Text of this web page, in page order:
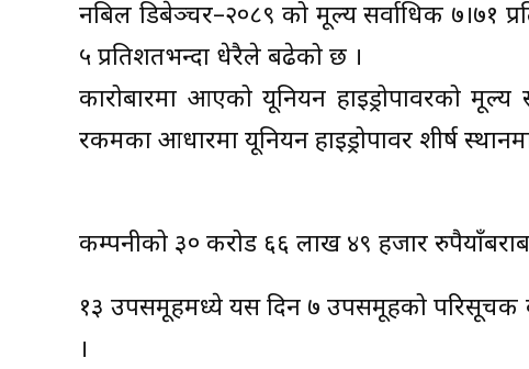
नबिल डिबेञ्चर–२०८९ को मूल्य सर्वाधिक ७।७१
५ प्रतिशतभन्दा धेरैले बढेको छ ।
कारोबारमा आएको यूनियन हाइड्रोपावरको
रकमका आधारमा यूनियन हाइड्रोपावर शीर्ष स्थानमा
कम्पनीको ३० करोड ६६ लाख ४९ हजार
१३ उपसमूहमध्ये यस दिन ७ उपसमूहको
।